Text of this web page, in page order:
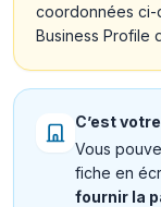
coordonnées ci-
Business Profile
C’est
Vous
fiche en
fournir la